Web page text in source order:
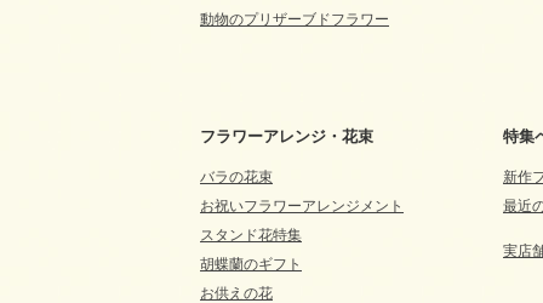
動物のプリザーブドフラワー
フラワーアレンジ・花束 特集
バラの花束
お祝いフラワーアレンジメント
スタンド花特集
胡蝶蘭のギフト
お供えの花
新作
最近
実店